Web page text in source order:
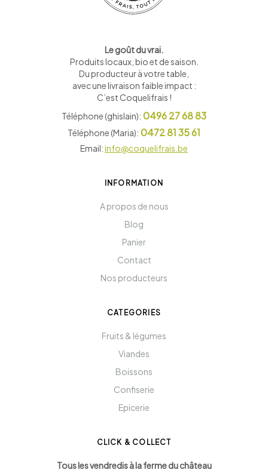
Le goût du vrai.
Produits locaux, bio et de saison
Du producteur à votre table,
avec une livraison faible impact :
C’est Coquelifrais !
Téléphone (ghislain): 0496 27 68 83
Téléphone (Maria): 0472 81 35 61
Email:info@coquelifrais.be
INFORMATION
A propos de nous
Blog
Panier
Contact
Nos producteurs
CATEGORIES
Fruits & légumes
Viandes
Boissons
Confiserie
Epicerie
CLICK & COLLECT
Tous les vendredis à la ferme du château